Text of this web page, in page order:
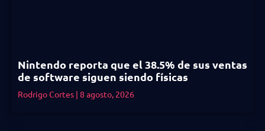
Nintendo reporta que el 38.5% de sus ventas
de software siguen siendo físicas
Rodrigo Cortes 8 agosto, 2026